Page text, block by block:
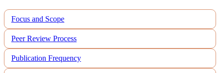
Focus and Scope
Peer Review Process
Publication Frequency